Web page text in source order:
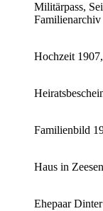
Militärpass,
Familienarchiv
Hochzeit
Familienbild
Haus in
Ehepaar